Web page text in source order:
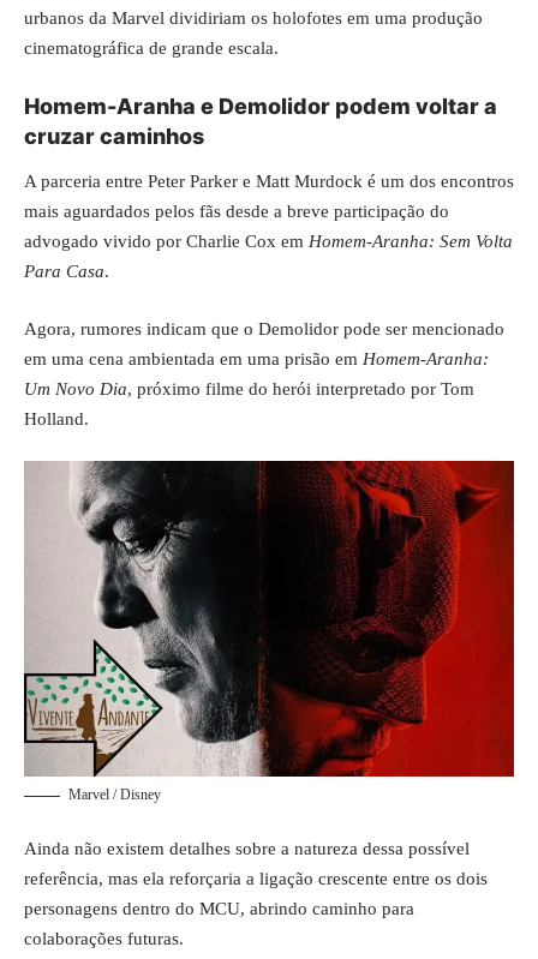
urbanos da Marvel dividiriam os holofotes em uma produção
cinematográfica de grande escala.
Homem-Aranha e Demolidor podem voltar a
cruzar caminhos
A parceria entre Peter Parker e Matt Murdock é um dos encontros
mais aguardados pelos fãs desde a breve participação do
advogado vivido por Charlie Cox em Homem-Aranha: Sem Volta
Para Casa.
Agora, rumores indicam que o Demolidor pode ser mencionado
em uma cena ambientada em uma prisão em Homem-Aranha:
Um Novo Dia, próximo filme do herói interpretado por Tom
Holland.
Marvel / Disney
Ainda não existem detalhes sobre a natureza dessa possível
referência, mas ela reforçaria a ligação crescente entre os dois
personagens dentro do MCU, abrindo caminho para
colaborações futuras.